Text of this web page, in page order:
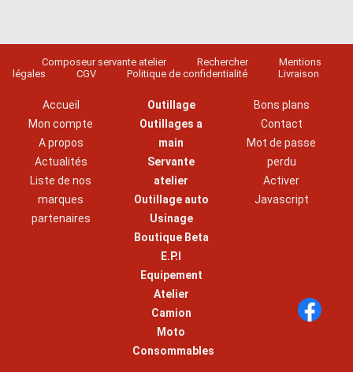
Composeur servante atelier Rechercher
Mentions
légales
CGV Politique de confidentialité Livraison
Accueil
Mon compte
A propos
Actualités
Liste de nos
marques
partenaires
Outillage
Outillages a
main
Servante
atelier
Outillage auto
Usinage
Boutique Beta
E.P.I
Equipement
Atelier
Camion
Moto
Consommables
Bons plans
Contact
Mot de passe
perdu
Activer
Javascript